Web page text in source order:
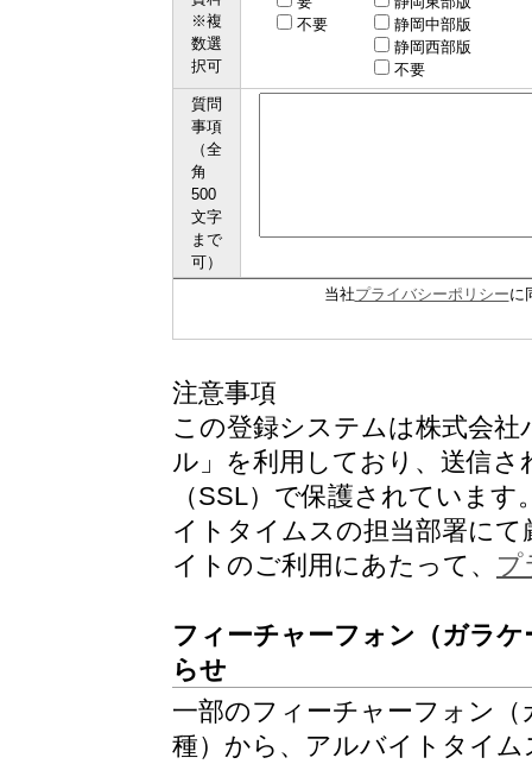
※複
数選
択可
不要
静岡中部版
静岡西部版
不要
質問
事項
（全
角
500
文字
まで
可）
当社プライバシーポリシーに
注意事項
この登録システムは株式会
ル」を利用しており、送信
（SSL）で保護されていま
イトタイムスの担当部署に
イトのご利用にあたって、 プ
フィーチャーフォン（ガラ
らせ
一部のフィーチャーフォン
種）から、アルバイトタイ